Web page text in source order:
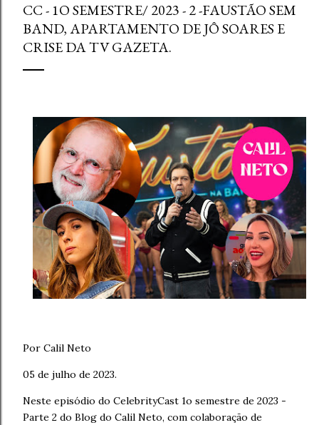
CC - 1O SEMESTRE/ 2023 - 2 -FAUSTÃO SEM
BAND, APARTAMENTO DE JÔ SOARES E
CRISE DA TV GAZETA.
Por Calil Neto
05 de julho de 2023.
Neste episódio do CelebrityCast 1o semestre de 2023 -
Parte 2 do Blog do Calil Neto, com colaboração de